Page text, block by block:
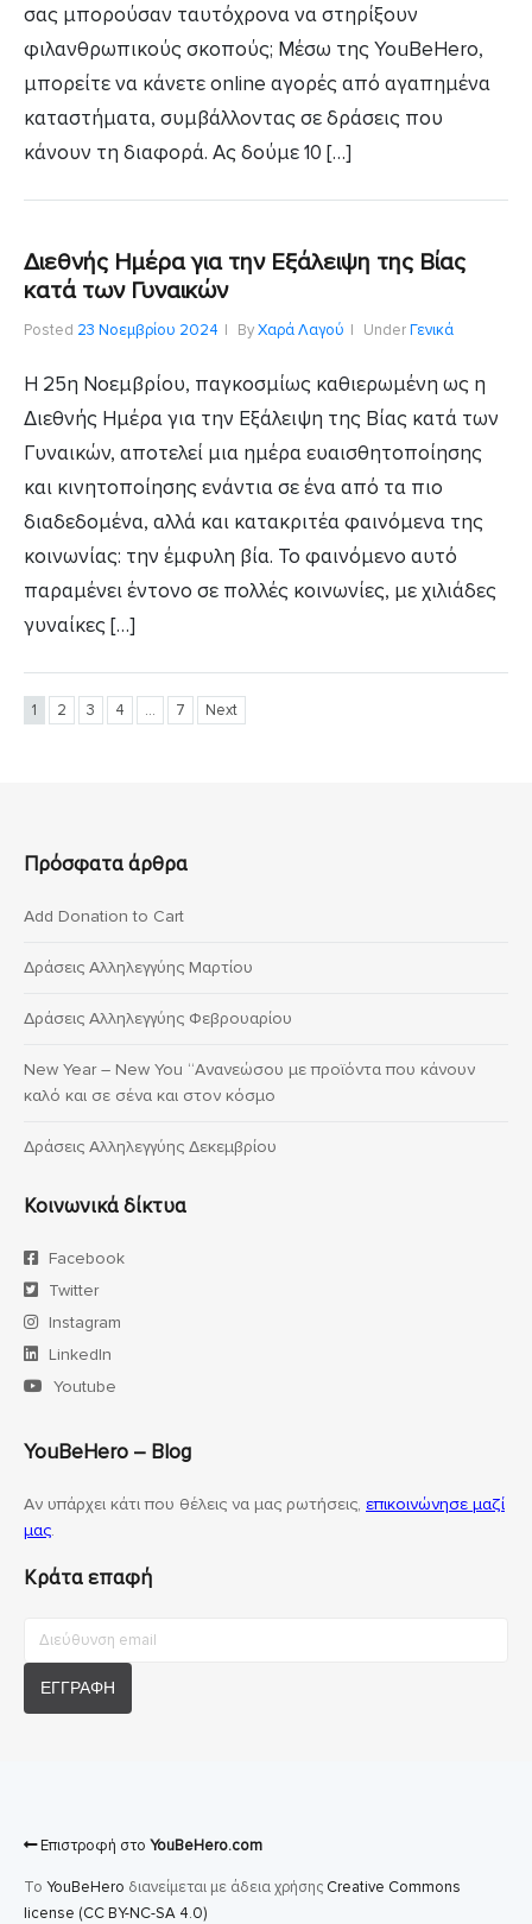
σας μπορούσαν ταυτόχρονα να στηρίξουν
φιλανθρωπικούς σκοπούς; Μέσω της YouBeHero,
μπορείτε να κάνετε online αγορές από αγαπημένα
καταστήματα, συμβάλλοντας σε δράσεις που
κάνουν τη διαφορά. Ας δούμε 10 […]
Διεθνής Ημέρα για την Εξάλειψη της Βίας
κατά των Γυναικών
Posted 23 Νοεμβρίου 2024 ByΧαρά Λαγού UnderΓενικά
Η 25η Νοεμβρίου, παγκοσμίως καθιερωμένη ως η
Διεθνής Ημέρα για την Εξάλειψη της Βίας κατά των
Γυναικών, αποτελεί μια ημέρα ευαισθητοποίησης
και κινητοποίησης ενάντια σε ένα από τα πιο
διαδεδομένα, αλλά και κατακριτέα φαινόμενα της
κοινωνίας: την έμφυλη βία. Το φαινόμενο αυτό
παραμένει έντονο σε πολλές κοινωνίες, με χιλιάδες
γυναίκες […]
1 2 3 4 … 7 Next
Πρόσφατα άρθρα
Add Donation to Cart
Δράσεις Αλληλεγγύης Μαρτίου
Δράσεις Αλληλεγγύης Φεβρουαρίου
New Year – New You “Ανανεώσου με προϊόντα που κάνουν
καλό και σε σένα και στον κόσμο
Δράσεις Αλληλεγγύης Δεκεμβρίου
Κοινωνικά δίκτυα
Facebook
Twitter
Instagram
LinkedIn
Youtube
YouBeHero – Blog
Αν υπάρχει κάτι που θέλεις να μας ρωτήσεις, επικοινώνησε μαζί
μας.
Κράτα επαφή
Επιστροφή στο YouBeHero.com
Το YouBeHero διανείμεται με άδεια χρήσης Creative Commons
license (CC BY-NC-SA 4.0)